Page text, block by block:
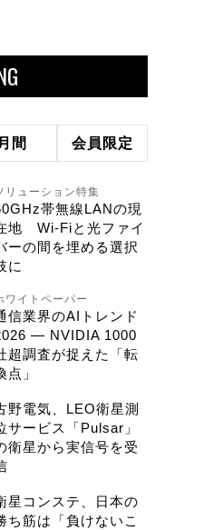
間 会員限定
リューション特集
帯無線LANの現
地 Wi-Fiと光ファイ
ーの間を埋める選択
に
ワイトペーパー
信業界のAIトレンド
― NVIDIA 1000
超調査が捉えた「転
点」
野電気、LEO衛星測
サービス「Pulsar」
衛星から実信号を受
星コンステ、日本の
ち筋は「負けないこ